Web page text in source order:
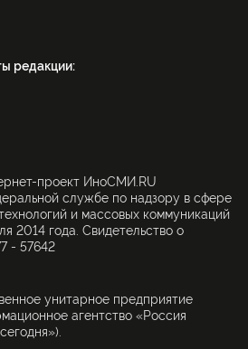
редакции:
проект ИноСМИ.RU
службе по надзору в сфере
и массовых коммуникаций
2014 года. Свидетельство о
- 57642
унитарное предприятие
агентство «Россия